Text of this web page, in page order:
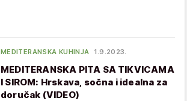
MEDITERANSKA KUHINJA 1.9.2023.
MEDITERANSKA PITA SA TIKVICAMA
I SIROM: Hrskava, sočna i idealna za
doručak (VIDEO)